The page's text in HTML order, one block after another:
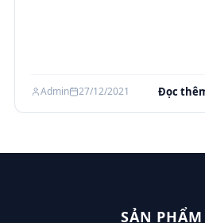
Admin 27/12/2021 Đọc
SẢN